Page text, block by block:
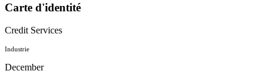
Carte d'identité
Credit Services
Industrie
December